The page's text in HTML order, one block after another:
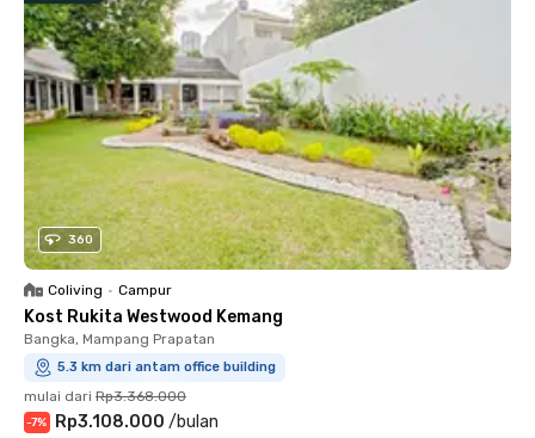
360
Coliving • Campur
Kost Rukita Westwood Kemang
Bangka, Mampang Prapatan
5.3 km dari antam office building
mulai dari Rp3.368.000
-7% Rp3.108.000 /bulan